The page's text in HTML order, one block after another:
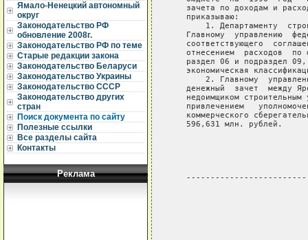
Ямало-Ненецкий автономный
округ
Законодательство РФ
обновление 2008г.
Законодательство РФ по теме
Старые редакции закона
Законодательство Беларуси
Законодательство Украины
Законодательство СССР
Законодательство других
стран
Поиск документа по сайту
Полезные ссылки
Все разделы сайта
Контакты
Реклама
зачета по доходам и
   приказываю:
1. Департаменту
Главному  управлению
соответствующего
отнесением  расходов  по
раздел 06 и подраздел
экономическая
2. Главному
денежный  зачет  между
недоимщиком строительным
привлечением
коммерческого
   596,631 млн. рублей.